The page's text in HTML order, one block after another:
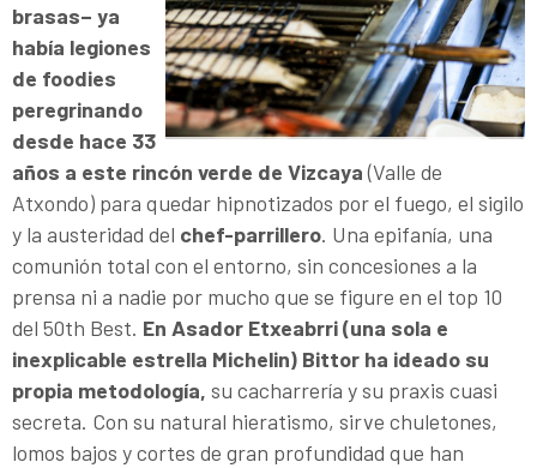
brasas– ya
había legiones
de foodies
peregrinando
desde hace 33
años a este rincón verde de Vizcaya(Valle de
Atxondo) para quedar hipnotizados por el fuego, el sigilo
y la austeridad del chef-parrillero. Una epifanía, una
comunión total con el entorno, sin concesiones a la
prensa ni a nadie por mucho que se figure en el top 10
del 50th Best. En Asador Etxeabrri (una sola e
inexplicable estrella Michelin) Bittor ha ideado su
propia metodología, su cacharrería y su praxis cuasi
secreta. Con su natural hieratismo, sirve chuletones,
lomos bajos y cortes de gran profundidad que han